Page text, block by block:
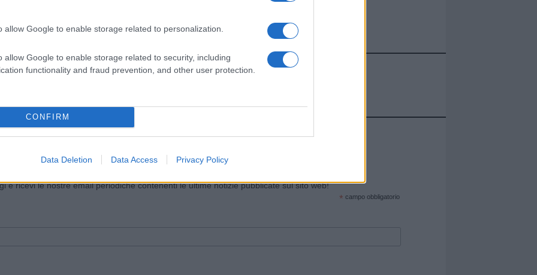
allow Google to enable storage related to personalization.
allow Google to enable storage related to security, including
functionality and fraud prevention, and other user protection.
CONFIRM
Data Deletion Data Access Privacy Policy
e ricevi le nostre email periodiche contenenti le ultime notizie pubblicate sul sito web!
* campo obbligatorio